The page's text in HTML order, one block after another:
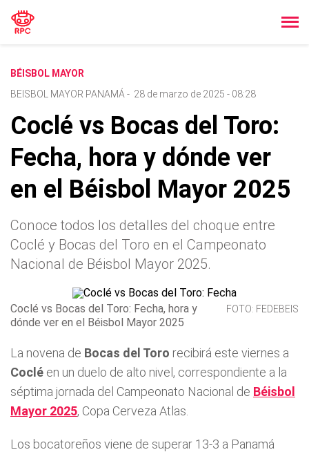
BÉISBOL MAYOR
BEISBOL MAYOR PANAMÁ - 28 de marzo de 2025 - 08:28
Coclé vs Bocas del Toro:
Fecha, hora y dónde ver
en el Béisbol Mayor 2025
Conoce todos los detalles del choque entre
Coclé y Bocas del Toro en el Campeonato
Nacional de Béisbol Mayor 2025.
Coclé vs Bocas del Toro: Fecha, hora y
dónde ver en el Béisbol Mayor 2025
FOTO: FEDEBEIS
La novena de Bocas del Toro recibirá este viernes a
Coclé en un duelo de alto nivel, correspondiente a la
séptima jornada del Campeonato Nacional de Béisbol
Mayor 2025, Copa Cerveza Atlas.
Los bocatoreños viene de superar 13-3 a Panamá